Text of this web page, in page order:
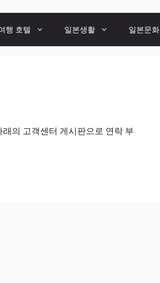
행 호텔 일본생활 일본문화
의 고객센터 게시판으로 연락 부